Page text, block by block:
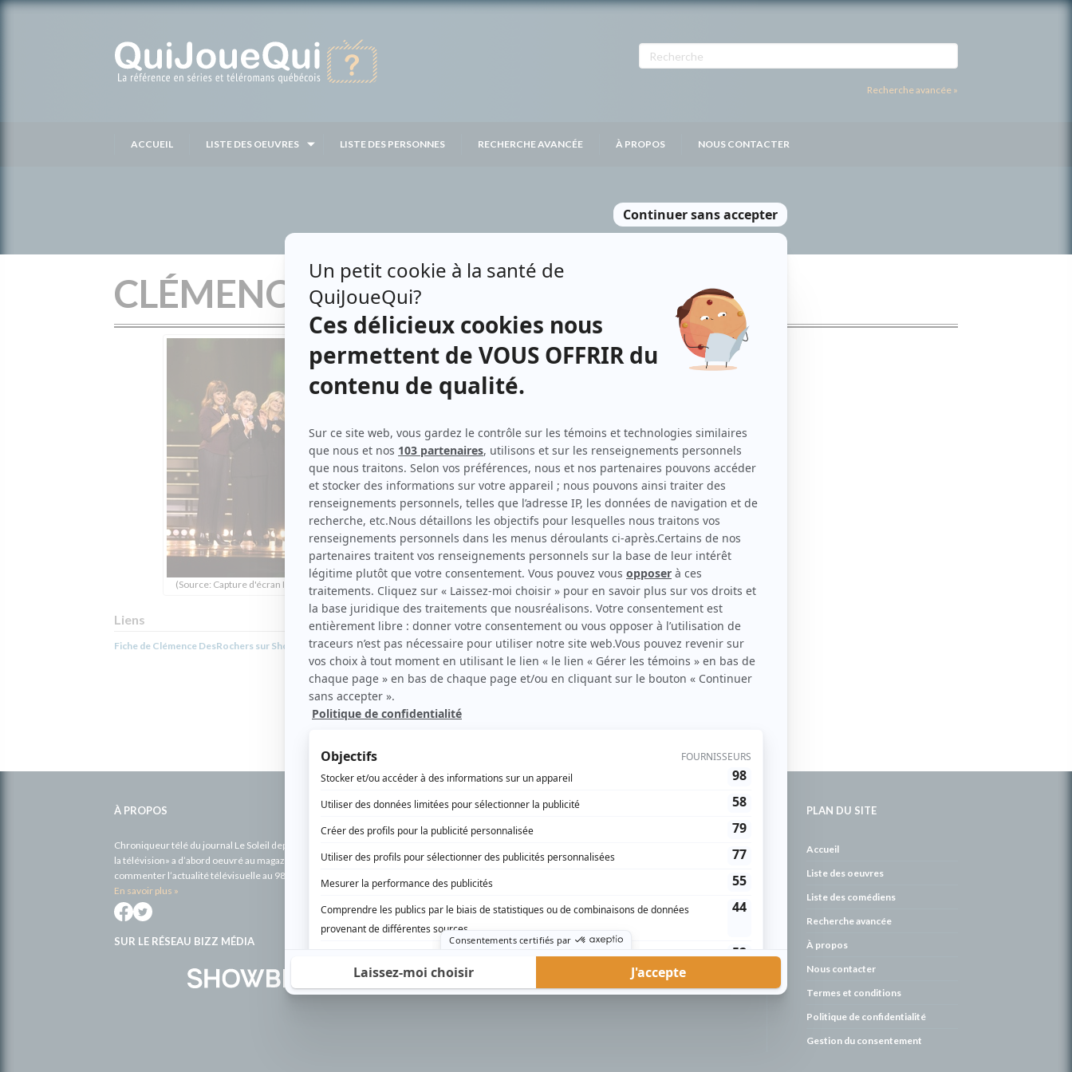
Recherche avancée »
ACCUEIL LISTE DES OEUVRES LISTE DES PERSONNES RECHERCHE AVANCÉE À PROPOS NOUS CONTACTER
CLÉMENCE DESROCHERS
(Source: Capture d'écran ICI Télé)
Liens
Fiche de Clémence DesRochers sur Showbizz.net
Les aventures tumultueuses de Jack Carter
Asbestos
Antoinette Gagnon )
Avec un grand A: Pauline et Renée( Pauline)
Quelle famille!(Gaby Nantais)
Grujot et Délicat(Mlle Sainte-Bénite)
Moi et l'autre(Sœur enseignante)
Jeannette Allard
La Côte de Sable
Julie Paradis
La famille Plouffe(Agathe Plouffe)
Autres contributions
Grujot et DélicatAutrice
À PROPOS
Chroniqueur télé du journal Le Soleil depuis 2001, Richard Therrien carbure à son petit écran. Celui qu’on surnomme parfois «l’encyclopédie de
la télévision» a d’abord oeuvré au magazine TV Hebdo de 1996 à 2001. Sa spécialité: la télé québécoise. On peut l’entendre régulièrement
commenter l’actualité télévisuelle au 98,5.
En savoir plus »
SUR LE RÉSEAU BIZZ MÉDIA
PLAN DU SITE
Accueil
Liste des oeuvres
Liste des comédiens
Recherche avancée
À propos
Nous contacter
Termes et conditions
Politique de confidentialité
Gestion du consentement